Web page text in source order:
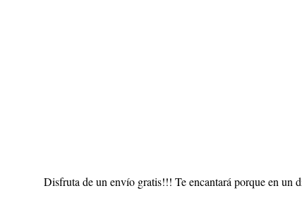
Disfruta de un envío gratis!!! Te encantará porque en un